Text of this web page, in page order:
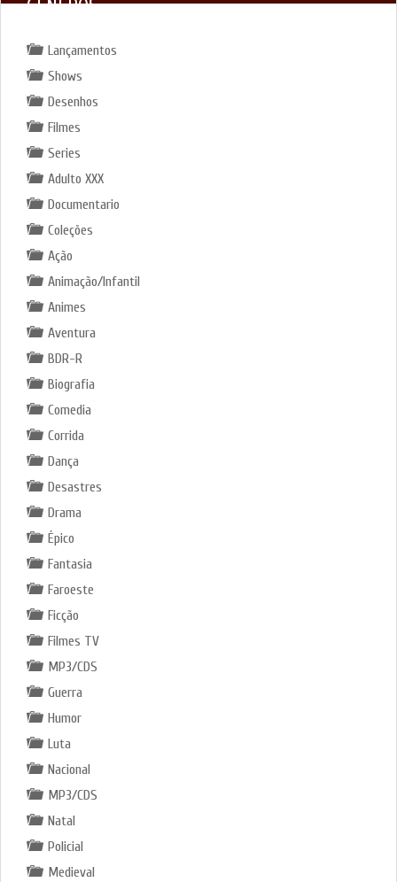
GENEROS
Lançamentos
Shows
Desenhos
Filmes
Series
Adulto XXX
Documentario
Coleções
Ação
Animação/Infantil
Animes
Aventura
BDR-R
Biografia
Comedia
Corrida
Dança
Desastres
Drama
Épico
Fantasia
Faroeste
Ficção
Filmes TV
MP3/CDS
Guerra
Humor
Luta
Nacional
MP3/CDS
Natal
Policial
Medieval